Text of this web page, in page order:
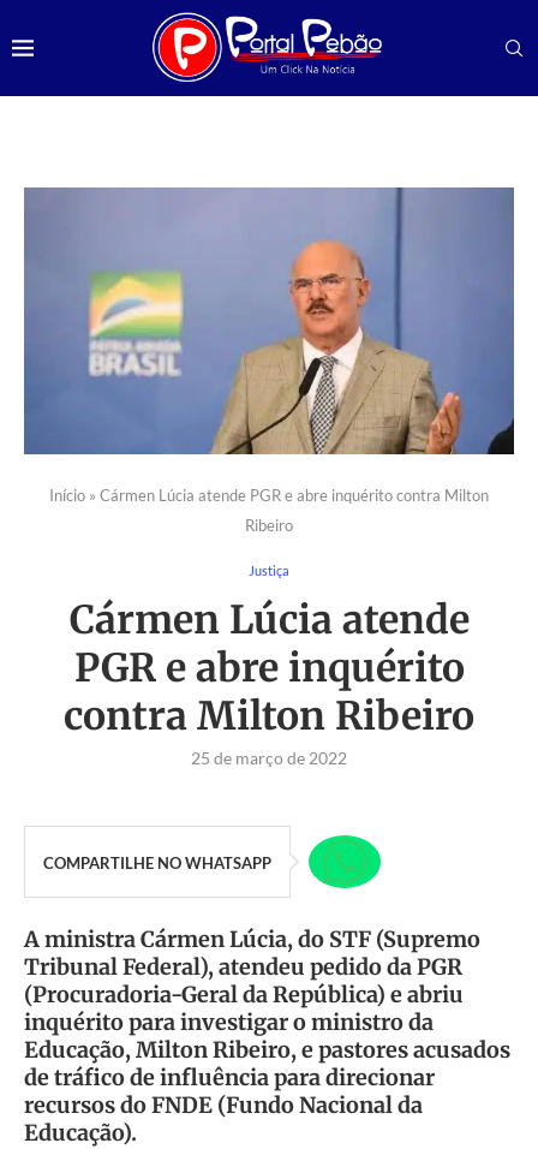
Início » Cármen Lúcia atende PGR e abre inquérito contra Milton
Ribeiro
Justiça
Cármen Lúcia atende
PGR e abre inquérito
contra Milton Ribeiro
25 de março de 2022
COMPARTILHE NO WHATSAPP
A ministra Cármen Lúcia, do STF (Supremo
Tribunal Federal), atendeu pedido da PGR
(Procuradoria-Geral da República) e abriu
inquérito para investigar o ministro da
Educação, Milton Ribeiro, e pastores acusados
de tráfico de influência para direcionar
recursos do FNDE (Fundo Nacional da
Educação).